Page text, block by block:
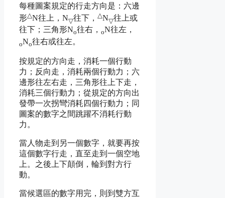
每種圖案規定的行走方向是：六邊
形△N往上，N▽往下， △N▽往上或
往下；三角形No往右， oN往左，
oNo往右或往左。
按規定的方向走，消耗一個行動
力；反向走，消耗兩個行動力；六
邊形往左右走，三角形往上下走，
消耗三個行動力；從規定的方向出
發帶一次拐彎消耗四個行動力；同
圖案的數字之間跳躍不消耗行動
力。
當人物走到另一個數字，就要再按
這個數字行走，直至走到一個空地
上。之後上下顛倒，輪到對方行
動。
當候選區的數字用完，則到雙方互